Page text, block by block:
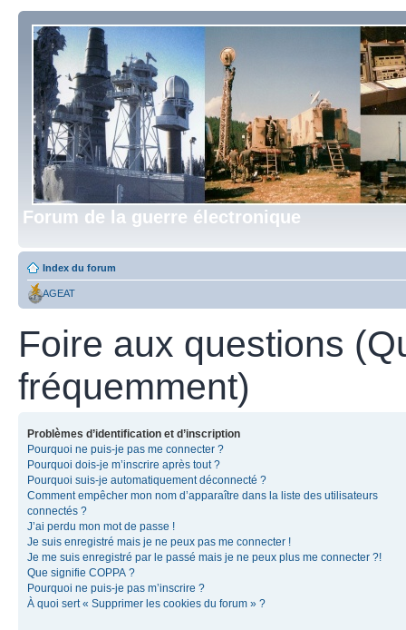
Forum de la guerre électronique
Index du forum
AGEAT
Foire aux questions
fréquemment)
Problèmes d’identification et d’inscription
Pourquoi ne puis-je pas me connecter ?
Pourquoi dois-je m’inscrire après tout ?
Pourquoi suis-je automatiquement déconnecté ?
Comment empêcher mon nom d’apparaître dans la liste des utilisateurs
connectés ?
J’ai perdu mon mot de passe !
Je suis enregistré mais je ne peux pas me connecter !
Je me suis enregistré par le passé mais je ne peux plus me connecter ?!
Que signifie COPPA ?
Pourquoi ne puis-je pas m’inscrire ?
À quoi sert « Supprimer les cookies du forum » ?